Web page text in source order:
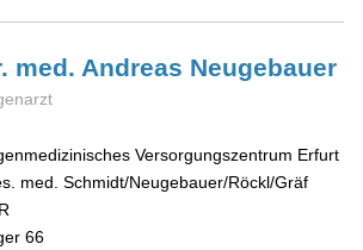
med. Andreas Neugebauer
Versorgungszentrum Erfurt
med. Schmidt/Neugebauer/Röckl/Gräf
66